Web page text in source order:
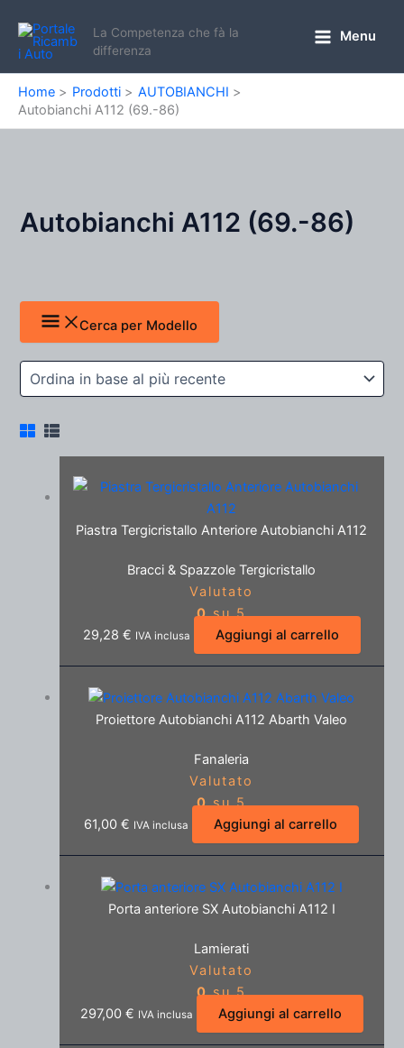
contenuto
La Competenza che fà la
differenza
Menu
Home Prodotti
AUTOBIANCHI
Autobianchi A112 (69.-86)
Autobianchi A112 (69.-86)
Cerca per Modello
Piastra Tergicristallo Anteriore Autobianchi A112
Bracci & Spazzole Tergicristallo
Valutato
0su 5
29,28 € IVA inclusa Aggiungi al carrello
Proiettore Autobianchi A112 Abarth Valeo
Fanaleria
Valutato
0su 5
61,00€ IVA inclusa Aggiungi al carrello
Porta anteriore SX Autobianchi A112 I
Lamierati
Valutato
0su 5
297,00 € IVA inclusa Aggiungi al carrello